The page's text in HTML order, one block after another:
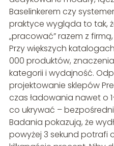
Baselinkerem czy
praktyce wygląda to tak,
„pracować” razem z
Przy większych
000 produktów,
kategorii i wydajność.
projektowanie sklepów
czas ładowania nawet o
co ukrywać –
Badania pokazują, że
powyżej 3 sekund potrafi